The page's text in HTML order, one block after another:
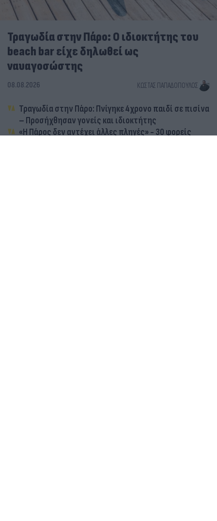
Τραγωδία στην Πάρο: Ο ιδιοκτήτης του
beach bar είχε δηλωθεί ως
ναυαγοσώστης
08.08.2026 ΚΏΣΤΑΣ ΠΑΠΑΔΌΠΟΥΛΟΣ
Τραγωδία στην Πάρο: Πνίγηκε 4χρονο παιδί σε πισίνα
– Προσήχθησαν γονείς και ιδιοκτήτης
«Η Πάρος δεν αντέχει άλλες πληγές» - 30 φορείς